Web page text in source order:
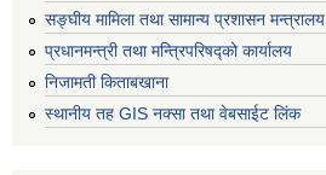
सङ्‍घीय मामिला तथा सामान्य प्रशासन मन्त्रालय
प्रधानमन्त्री तथा मन्त्रिपरिषद्को कार्यालय
निजामती किताबखाना
स्थानीय तह GIS नक्सा तथा वेबसाईट लिंक